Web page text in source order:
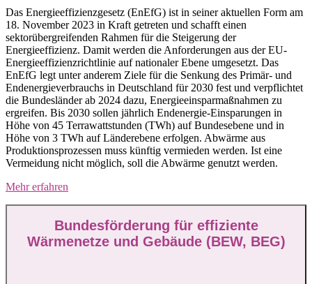
Das Energieeffizienzgesetz (EnEfG) ist in seiner aktuellen Form am
18. November 2023 in Kraft getreten und schafft einen
sektorübergreifenden Rahmen für die Steigerung der
Energieeffizienz. Damit werden die Anforderungen aus der EU-
Energieeffizienzrichtlinie auf nationaler Ebene umgesetzt. Das
EnEfG legt unter anderem Ziele für die Senkung des Primär- und
Endenergieverbrauchs in Deutschland für 2030 fest und verpflichtet
die Bundesländer ab 2024 dazu, Energieeinsparmaßnahmen zu
ergreifen. Bis 2030 sollen jährlich Endenergie-Einsparungen in
Höhe von 45 Terrawattstunden (TWh) auf Bundesebene und in
Höhe von 3 TWh auf Länderebene erfolgen. Abwärme aus
Produktionsprozessen muss künftig vermieden werden. Ist eine
Vermeidung nicht möglich, soll die Abwärme genutzt werden.
Mehr erfahren
Bundesförderung für effiziente
Wärmenetze und Gebäude (BEW, BEG)